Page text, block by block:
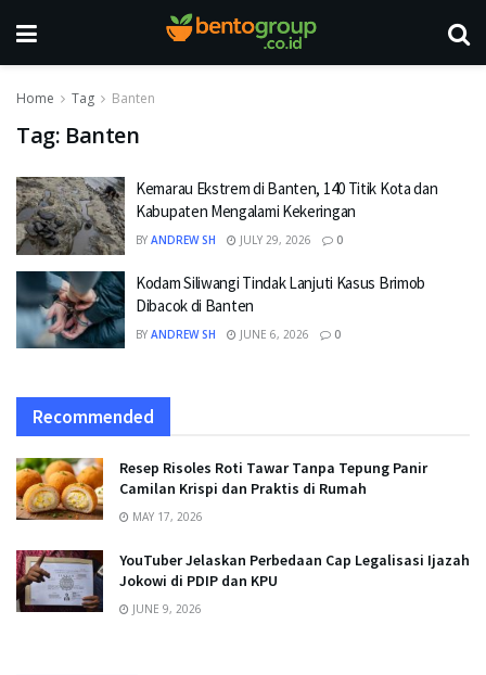
Home Tag Banten
Tag: Banten
Kemarau Ekstrem di Banten, 140 Titik Kota dan
Kabupaten Mengalami Kekeringan
BY ANDREW SH JULY 29, 2026 0
Kodam Siliwangi Tindak Lanjuti Kasus Brimob
Dibacok di Banten
BY ANDREW SH JUNE 6, 2026 0
Recommended
Resep Risoles Roti Tawar Tanpa Tepung Panir
Camilan Krispi dan Praktis di Rumah
MAY 17, 2026
YouTuber Jelaskan Perbedaan Cap Legalisasi Ijazah
Jokowi di PDIP dan KPU
JUNE 9, 2026